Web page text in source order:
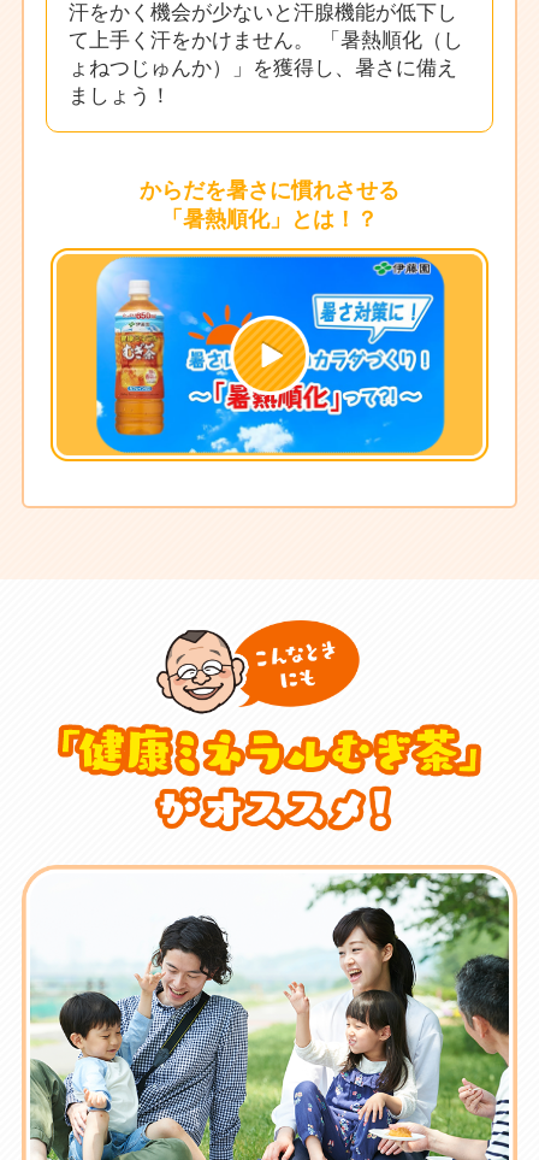
汗をかく機会が少ないと汗腺機能が低下し
て上手く汗をかけません。
「暑熱順化（し
ょねつじゅんか）」を獲得し、暑さに備え
ましょう！
からだを暑さに慣れさせる
「暑熱順化」とは！？